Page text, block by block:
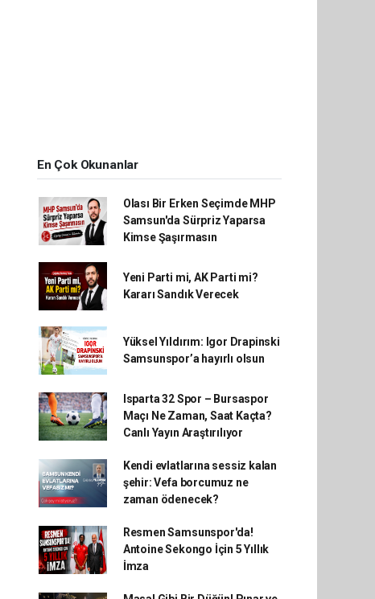
En Çok Okunanlar
Olası Bir Erken Seçimde MHP
Samsun'da Sürpriz Yaparsa
Kimse Şaşırmasın
Yeni Parti mi, AK Parti mi?
Kararı Sandık Verecek
Yüksel Yıldırım: Igor Drapinski
Samsunspor’a hayırlı olsun
Isparta 32 Spor – Bursaspor
Maçı Ne Zaman, Saat Kaçta?
Canlı Yayın Araştırılıyor
Kendi evlatlarına sessiz kalan
şehir: Vefa borcumuz ne
zaman ödenecek?
Resmen Samsunspor'da!
Antoine Sekongo İçin 5 Yıllık
İmza